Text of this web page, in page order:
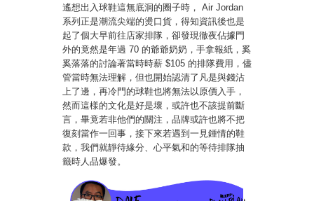
遙想出入球鞋這無底洞的圈子時， Air Jordan
系列正是潮流尖端的燙口貨，得知資訊後也是
起了個大早前往店家排隊，卻發現徹夜佔據門
外的竟然是年過 70 的爺爺奶奶，手拿報紙，奚
奚落落的討論著當時時薪 $105 的排隊費用，儘
管當時無法理解，但也開始認清了凡是與錢沾
上了邊，再冷門的球鞋也將無法以原價入手，
然而這樣的文化是好是壞，或許也不該提前斷
言，畢竟若非他們的關注，品牌或許也將不把
復刻當作一回事，接下來若遇到一見鍾情的鞋
款，我們就靜待緣分、心平氣和的等待排隊抽
籤時人品爆發。